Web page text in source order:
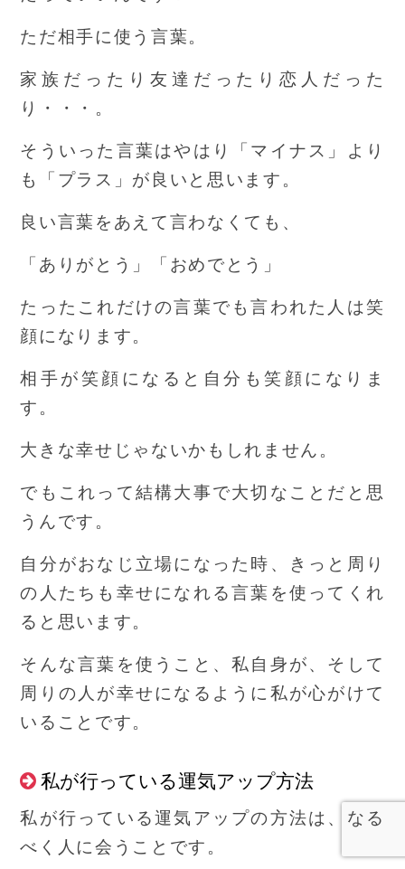
ただ相手に使う言葉。
家族だったり友達だったり恋人だった
り・・・。
そういった言葉はやはり「マイナス」より
も「プラス」が良いと思います。
良い言葉をあえて言わなくても、
「ありがとう」「おめでとう」
たったこれだけの言葉でも言われた人は笑
顔になります。
相手が笑顔になると自分も笑顔になりま
す。
大きな幸せじゃないかもしれません。
でもこれって結構大事で大切なことだと思
うんです。
自分がおなじ立場になった時、きっと周り
の人たちも幸せになれる言葉を使ってくれ
ると思います。
そんな言葉を使うこと、私自身が、そして
周りの人が幸せになるように私が心がけて
いることです。
私が行っている運気アップ方法
私が行っている運気アップの方法は、なる
べく人に会うことです。